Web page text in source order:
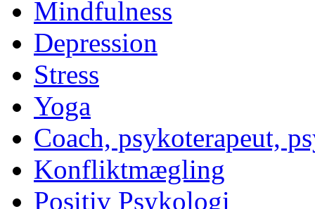
Mindfulness
Depression
Stress
Yoga
Coach, psykoterapeut,
Konfliktmægling
Positiv Psykologi